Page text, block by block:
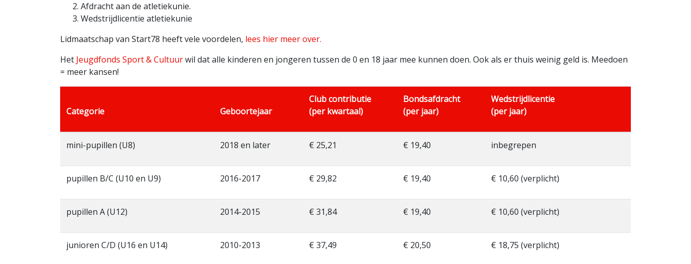
Afdracht aan de atletiekunie.
Wedstrijdlicentie atletiekunie
Lidmaatschap van Start78 heeft vele voordelen, lees hier meer over.
Het Jeugdfonds Sport & Cultuurwil dat alle kinderen en jongeren tussen de 0 en 18 jaar mee kunnen doen. Ook als er thuis weinig geld is. Meedoen
= meer kansen!
Categorie Geboortejaar
Club contributie
(per kwartaal)
Bondsafdracht
(per jaar)
Wedstrijdlicentie
(per jaar)
mini-pupillen (U8) 2018 en later € 25,21 € 19,40 inbegrepen
pupillen B/C (U10 en U9) 2016-2017 € 29,82 € 19,40 € 10,60 (verplicht)
pupillen A (U12) 2014-2015 € 31,84 € 19,40 € 10,60 (verplicht)
junioren C/D (U16 en U14) 2010-2013 € 37,49 € 20,50 € 18,75 (verplicht)